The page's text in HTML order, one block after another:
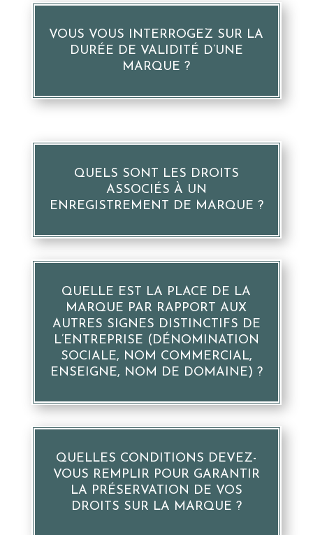
VOUS VOUS INTERROGEZ SUR LA
DURÉE DE VALIDITÉ D’UNE
MARQUE ?
QUELS SONT LES DROITS
ASSOCIÉS À UN
ENREGISTREMENT DE MARQUE ?
QUELLE EST LA PLACE DE LA
MARQUE PAR RAPPORT AUX
AUTRES SIGNES DISTINCTIFS DE
L’ENTREPRISE (DÉNOMINATION
SOCIALE, NOM COMMERCIAL,
ENSEIGNE, NOM DE DOMAINE) ?
QUELLES CONDITIONS DEVEZ-
VOUS REMPLIR POUR GARANTIR
LA PRÉSERVATION DE VOS
DROITS SUR LA MARQUE ?